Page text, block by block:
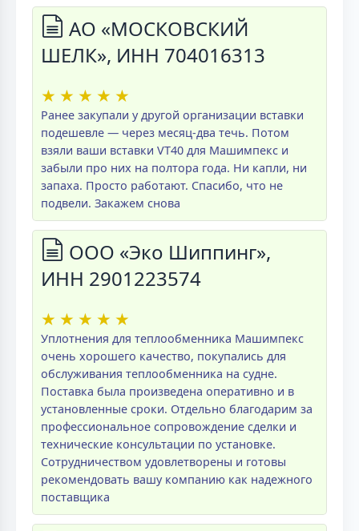
АО «МОСКОВСКИЙ
ШЕЛК», ИНН 704016313
★ ★ ★ ★ ★
Ранее закупали у другой организации вставки
подешевле — через месяц-два течь. Потом
взяли ваши вставки VT40 для Машимпекс и
забыли про них на полтора года. Ни капли, ни
запаха. Просто работают. Спасибо, что не
подвели. Закажем снова
ООО «Эко Шиппинг»,
ИНН 2901223574
★ ★ ★ ★ ★
Уплотнения для теплообменника Машимпекс
очень хорошего качество, покупались для
обслуживания теплообменника на судне.
Поставка была произведена оперативно и в
установленные сроки. Отдельно благодарим за
профессиональное сопровождение сделки и
технические консультации по установке.
Сотрудничеством удовлетворены и готовы
рекомендовать вашу компанию как надежного
поставщика